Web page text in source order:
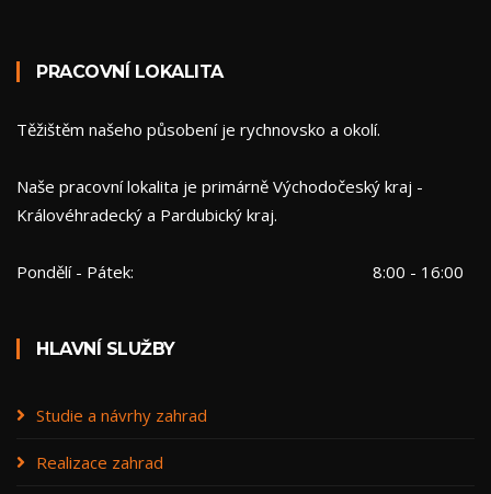
PRACOVNÍ LOKALITA
Těžištěm našeho působení je rychnovsko a okolí.
Naše pracovní lokalita je primárně Východočeský kraj -
Královéhradecký a Pardubický kraj.
Pondělí - Pátek: 8:00 - 16:00
HLAVNÍ SLUŽBY
Studie a návrhy zahrad
Realizace zahrad